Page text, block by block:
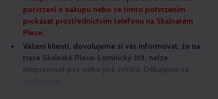
potvrzení o nákupu nebo se tímto potvrzením
prokázat prostřednictvím telefonu na Skalnatém
Plese.
Vážení klienti, dovolujeme si vás informovat, že na
trase Skalnaté Pleso-Lomnický štít, nelze
přepravovat psy nebo jiná zvířata. Děkujeme za